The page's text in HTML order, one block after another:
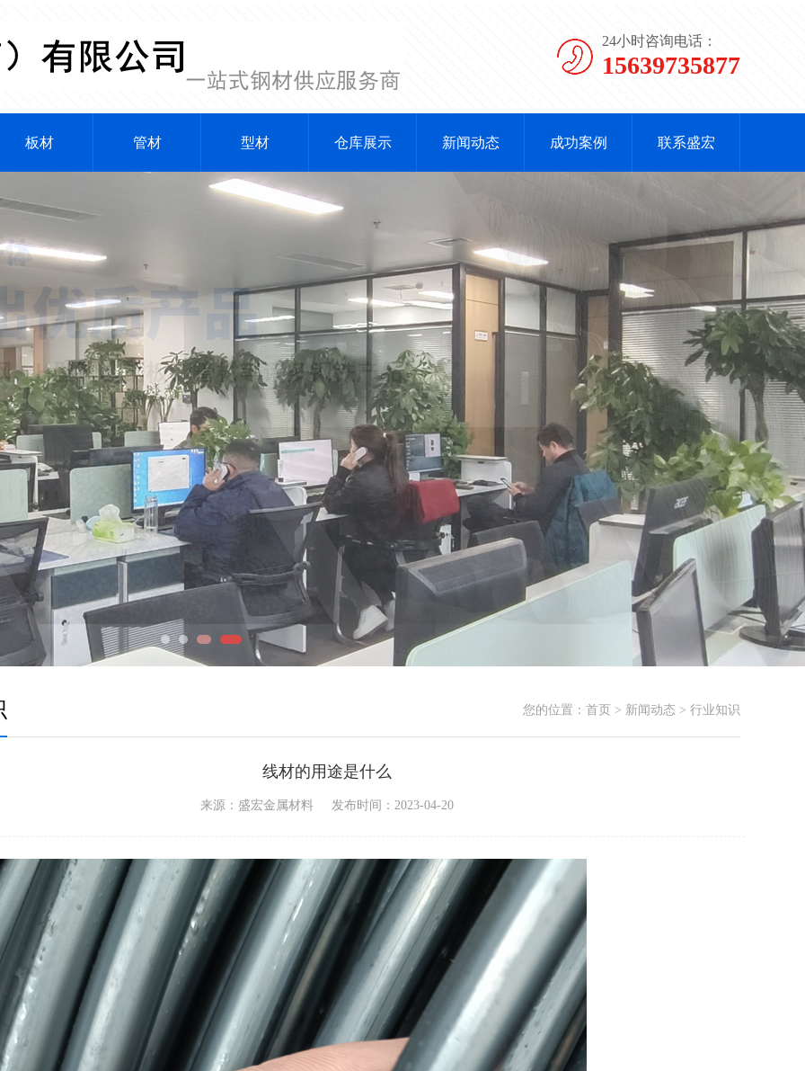
24小时咨询电话：
15639735877
板材 管材 型材 仓库展示 新闻动态 成功案例 联系盛宏
您的位置： 首页 > 新闻动态 > 行业知识
线材的用途是什么
来源：盛宏金属材料 发布时间：2023-04-20